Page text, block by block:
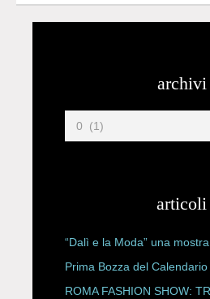
archivi
articoli
“Dalì e la Moda” una
Prima Bozza del
P/E 2027
ROMA FASHION SHOW: